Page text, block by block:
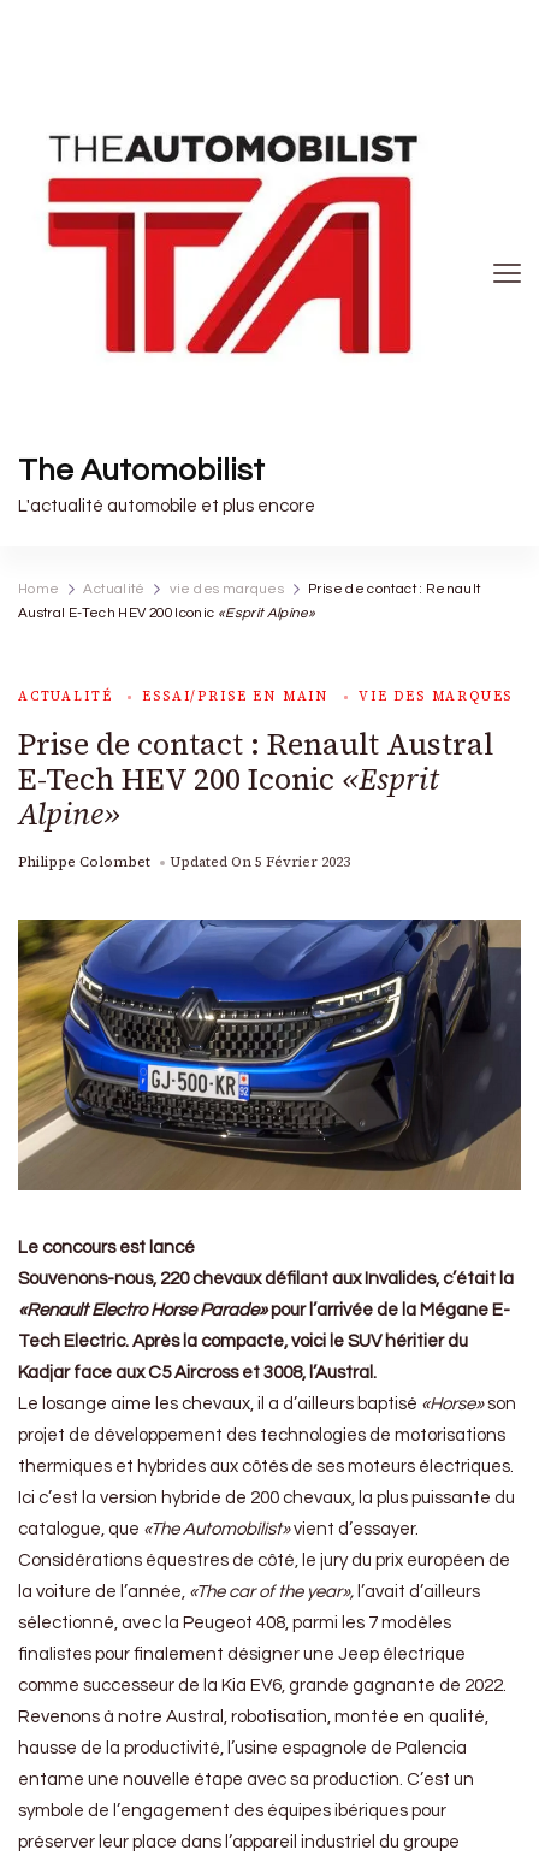
The Automobilist
L'actualité automobile et plus encore
Home Actualité vie des marques
Prise de contact : Renault
Austral E-Tech HEV 200 Iconic «Esprit Alpine»
ACTUALITÉ ESSAI/PRISE EN MAIN VIE DES MARQUES
Prise de contact : Renault Austral
E-Tech HEV 200 Iconic «Esprit
Alpine»
Philippe Colombet Updated On5 Février 2023
Le concours est lancé
Souvenons-nous, 220 chevaux défilant aux Invalides, c’était la
«Renault Electro Horse Parade»pour l’arrivée de la Mégane E-
Tech Electric. Après la compacte, voici le SUV héritier du
Kadjar face aux C5 Aircross et 3008, l’Austral.
Le losange aime les chevaux, il a d’ailleurs baptisé «Horse»son
projet de développement des technologies de motorisations
thermiques et hybrides aux côtés de ses moteurs électriques.
Ici c’est la version hybride de 200 chevaux, la plus puissante du
catalogue, que «The Automobilist»vient d’essayer.
Considérations équestres de côté, le jury du prix européen de
la voiture de l’année, «The car of the year», l’avait d’ailleurs
sélectionné, avec la Peugeot 408, parmi les 7 modèles
finalistes pour finalement désigner une Jeep électrique
comme successeur de la Kia EV6, grande gagnante de 2022.
Revenons à notre Austral, robotisation, montée en qualité,
hausse de la productivité, l’usine espagnole de Palencia
entame une nouvelle étape avec sa production. C’est un
symbole de l’engagement des équipes ibériques pour
préserver leur place dans l’appareil industriel du groupe